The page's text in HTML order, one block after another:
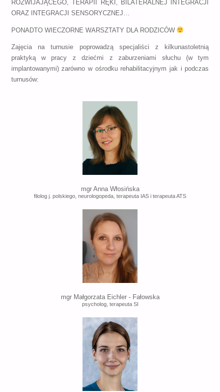
ROZWIJAJĄCEGO, TERAPII RĘKI, BILATERALNEJ INTEGRACJI
ORAZ INTEGRACJI SENSORYCZNEJ…
PONADTO WIECZORNE WARSZTATY DLA RODZICÓW
Zajęcia na turnusie poprowadzą specjaliści z kilkunastoletnią
praktyką w pracy z dziećmi z zaburzeniami słuchu (w tym
implantowanymi) zarówno w ośrodku rehabilitacyjnym jak i podczas
turnusów:
mgr Anna Włosińska
filolog j. polskiego, neurologopeda, terapeuta IAS i terapeuta ATS
mgr Małgorzata Eichler - Fałowska
psycholog, terapeuta SI